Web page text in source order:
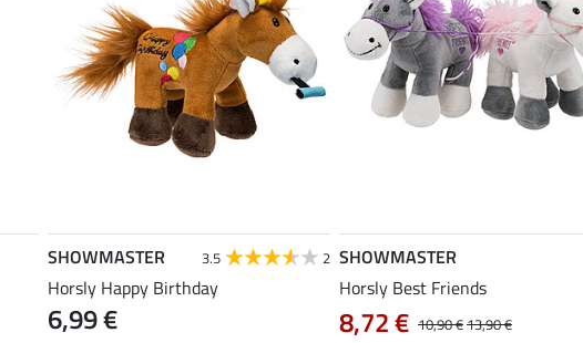
SHOWMASTER 3.5 2
Horsly Happy Birthday
6,99 €
SHOWMASTER
Horsly Best Friends
10,90 €13,90 €
8,72 €